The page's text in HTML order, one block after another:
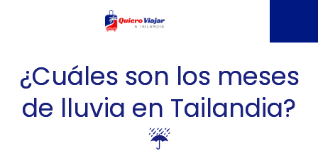
¿Cuáles son los meses
de lluvia en Tailandia?
☔️